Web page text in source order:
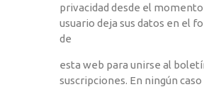
privacidad desde el
usuario deja sus datos en el
de
esta web para unirse al
suscripciones. En ningún